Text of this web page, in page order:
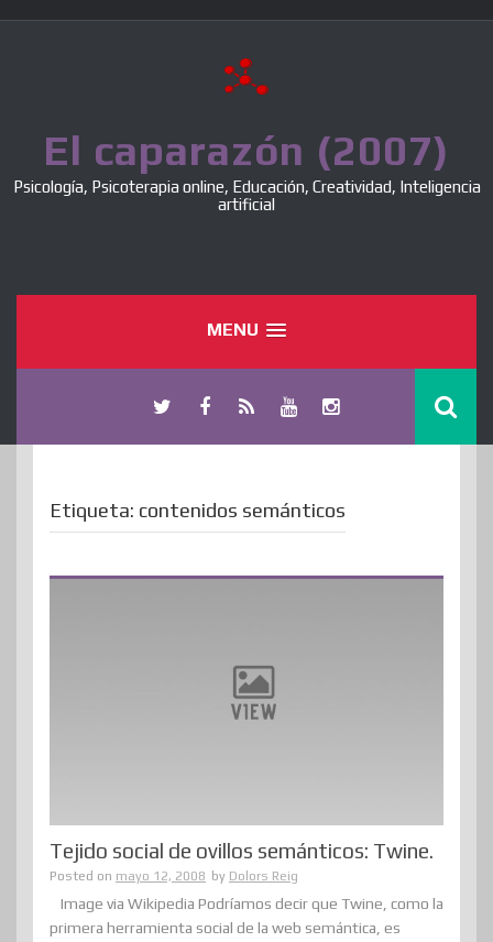
El caparazón (2007)
Psicología, Psicoterapia online, Educación, Creatividad, Inteligencia
artificial
MENU
Etiqueta: contenidos semánticos
Tejido social de ovillos semánticos: Twine.
Posted on mayo 12, 2008 by Dolors Reig
Image via Wikipedia Podríamos decir que Twine, como la
primera herramienta social de la web semántica, es